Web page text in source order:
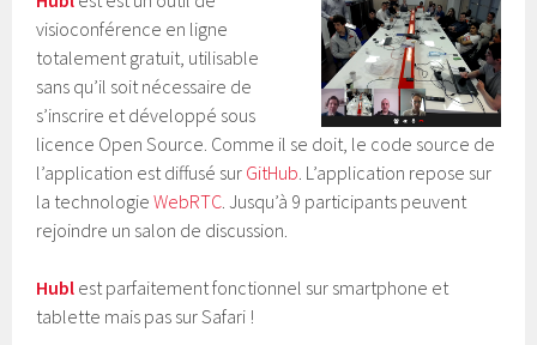
visioconférence en ligne
totalement gratuit, utilisable
sans qu’il soit nécessaire de
s’inscrire et développé sous
licence Open Source. Comme il se doit, le code source de
l’application est diffusé sur GitHub. L’application repose sur
la technologieWebRTC. Jusqu’à 9 participants peuvent
rejoindre un salon de discussion.
Hubl est parfaitement fonctionnel sur smartphone et
tablette mais pas sur Safari !